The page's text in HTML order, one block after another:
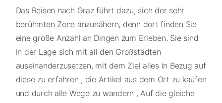
Das Reisen nach Graz führt dazu, sich der sehr
berühmten Zone anzunähern, denn dort finden Sie
eine große Anzahl an Dingen zum Erleben. Sie sind
in der Lage sich mit all den Großstädten
auseinanderzusetzen, mit dem Ziel alles in Bezug auf
diese zu erfahren , die Artikel aus dem Ort zu kaufen
und durch alle Wege zu wandern , Auf die gleiche